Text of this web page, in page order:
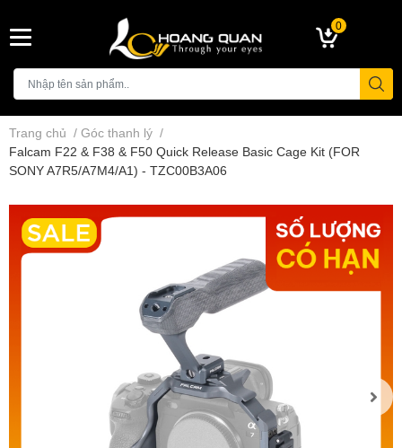
0
Trang chủ / Góc thanh lý /
Falcam F22 & F38 & F50 Quick Release Basic Cage Kit (FOR
SONY A7R5/A7M4/A1) - TZC00B3A06